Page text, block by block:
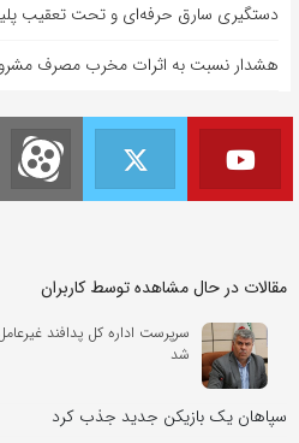
دستگیری سارق حرفه‌ای و تحت تعقیب
هشدار نسبت به اثرات مخرب مصرف
مقالات در حال مشاهده توسط کاربران
سرپرست اداره کل پدافند
شد
سپاهان یک بازیکن جدید جذب کرد